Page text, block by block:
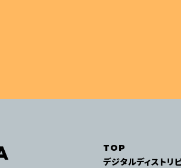
TOP
デジタルディストリ